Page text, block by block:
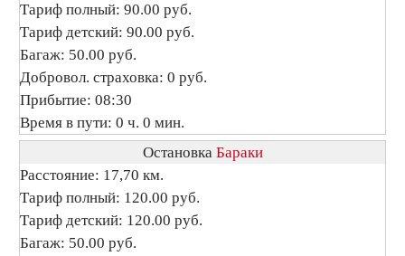
Тариф полный: 90.00 руб.
Тариф детский: 90.00 руб.
Багаж: 50.00 руб.
Добровол. страховка: 0 руб.
Прибытие: 08:30
Время в пути: 0 ч. 0 мин.
Остановка Бараки
Расстояние: 17,70 км.
Тариф полный: 120.00 руб.
Тариф детский: 120.00 руб.
Багаж: 50.00 руб.